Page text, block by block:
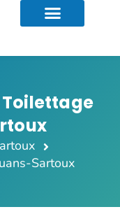
Toilettage
Sartoux